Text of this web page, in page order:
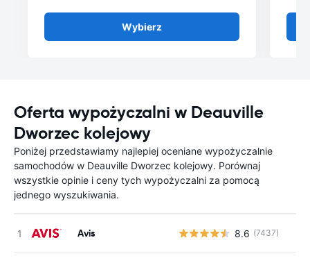
Wybierz
Oferta wypożyczalni w Deauville
Dworzec kolejowy
Poniżej przedstawiamy najlepiej oceniane wypożyczalnie
samochodów w Deauville Dworzec kolejowy. Porównaj
wszystkie opinie i ceny tych wypożyczalni za pomocą
jednego wyszukiwania.
Avis 8.6 (7437)